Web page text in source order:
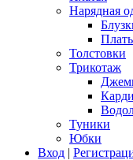
Нарядная
Толстовки
Трикотаж
Туники
Юбки
Вход |